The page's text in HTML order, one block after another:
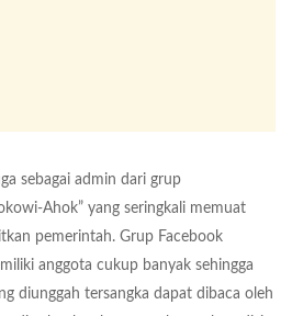
sebagai admin dari grup
Ahok” yang seringkali memuat
pemerintah. Grup Facebook
anggota cukup banyak sehingga
diunggah tersangka dapat dibaca oleh